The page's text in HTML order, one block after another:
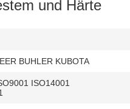
und Härte
BUHLER KUBOTA
ISO14001